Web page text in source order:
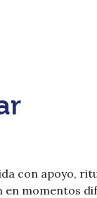
con apoyo,
en momentos